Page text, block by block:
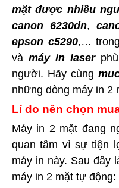
mặt được nhiều
canon 6230dn,
epson c5290,…
vàmáy in laserphù
người. Hãy cùng
những dòng máy in 2
Lí do nên chọn
Máy in 2 mặt đang
quan tâm vì sự tiện
máy in này. Sau đây
máy in 2 mặt tự động: